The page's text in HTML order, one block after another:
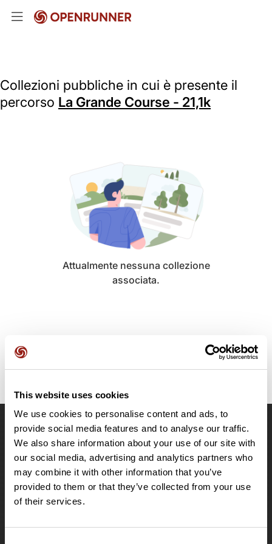
This website uses cookies
We use cookies to personalise content and ads, to
provide social media features and to analyse our traffic.
We also share information about your use of our site with
our social media, advertising and analytics partners who
may combine it with other information that you’ve
provided to them or that they’ve collected from your use
of their services.
Collezioni pubbliche in cui è presente il
percorso La Grande Course - 21,1k
Attualmente nessuna collezione
associata.
OpenRunner
Team
Lavora con noi
Riguardo a
Contatti